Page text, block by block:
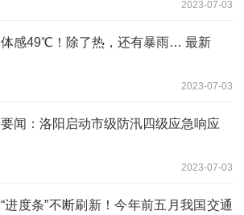
2023-07-03
体感49℃！除了热，还有暴雨… 最新
2023-07-03
要闻：洛阳启动市级防汛四级应急响应
2023-07-03
“进度条”不断刷新！今年前五月我国交通